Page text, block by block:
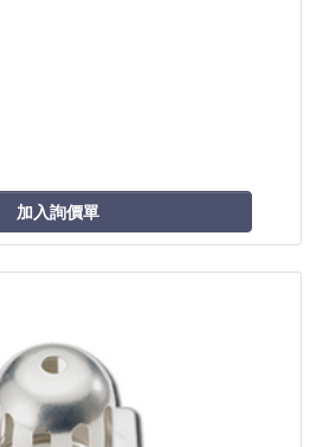
加入詢價單